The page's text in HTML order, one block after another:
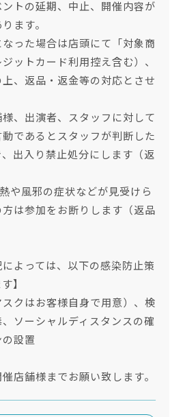
ントの延期、中止、開催内容が
ます。
なった場合は店頭にて「対象商
ットカード利用控え含む）、
、返品・返金等の対応とさせ
様、出演者、スタッフに対して
であるとスタッフが判断した
出入り禁止処分にします（返
や風邪の症状などが見受けら
は参加をお断りします（返品
によっては、以下の感染防止策
】
スクはお客様自身で用意）、検
ソーシャルディスタンスの確
設置
店舗様までお願い致します。